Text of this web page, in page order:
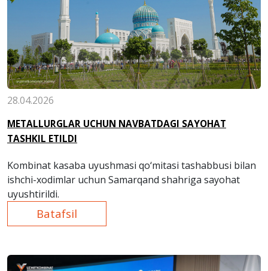
28.04.2026
METALLURGLAR UCHUN NAVBATDAGI SAYOHAT
TASHKIL ETILDI
Kombinat kasaba uyushmasi qo‘mitasi tashabbusi bilan
ishchi-xodimlar uchun Samarqand shahriga sayohat
uyushtirildi.
Batafsil